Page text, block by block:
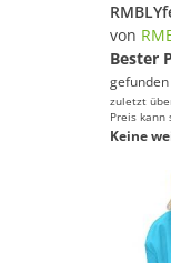
von
Bester
gefunden
zuletzt
Preis kann
Keine